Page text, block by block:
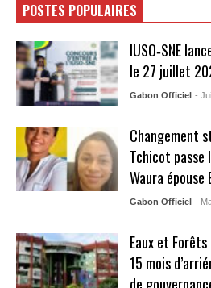
POSTES POPULAIRES
IUSO‑SNE
le 27 juillet
Gabon Officiel -
Changement
Tchicot passe
Waura épouse
Gabon Officiel -
Eaux et
15 mois